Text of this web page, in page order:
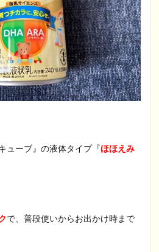
ューブ』の液体タイプ『ほほえみ
で、普段使いからお出かけ時まで